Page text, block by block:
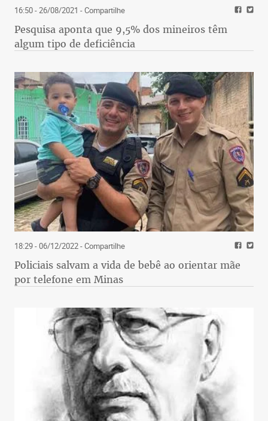
16:50 - 26/08/2021 - Compartilhe
Pesquisa aponta que 9,5% dos mineiros têm
algum tipo de deficiência
18:29 - 06/12/2022- Compartilhe
Policiais salvam a vida de bebê ao orientar mãe
por telefone em Minas